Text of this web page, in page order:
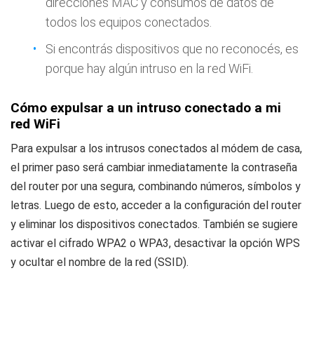
todos los equipos conectados.
Si encontrás dispositivos que no reconocés, es
porque hay algún intruso en la red WiFi.
Cómo expulsar a un intruso conectado a mi
red WiFi
Para expulsar a los intrusos conectados al módem de casa,
el primer paso será cambiar inmediatamente la contraseña
del router por una segura, combinando números, símbolos y
letras. Luego de esto, acceder a la configuración del router
y eliminar los dispositivos conectados. También se sugiere
activar el cifrado WPA2 o WPA3, desactivar la opción WPS
y ocultar el nombre de la red (SSID).